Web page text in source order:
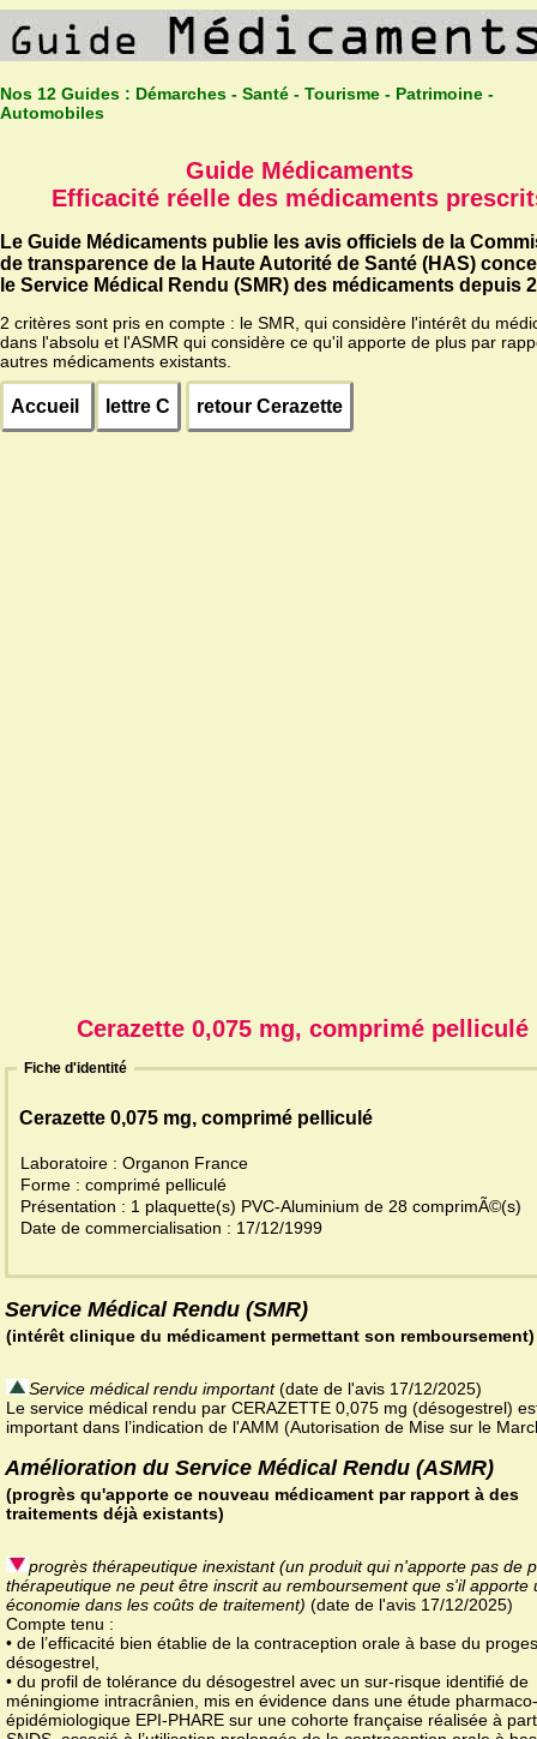
Nos 12 Guides : Démarches - Santé - Tourisme - Patrimoine -
Automobiles
Guide Médicaments
Efficacité réelle des médicaments
Le Guide Médicaments publie les avis officiels de la
de transparence de la Haute Autorité de Santé (HAS)
le Service Médical Rendu (SMR) des médicaments depuis
2 critères sont pris en compte : le SMR, qui considère l'intérêt du
dans l'absolu et l'ASMR qui considère ce qu'il apporte de plus par
autres médicaments existants.
Accueil lettre C retour Cerazette
Cerazette 0,075 mg, comprimé pelliculé
Fiche d'identité
Cerazette 0,075 mg, comprimé pelliculé
Laboratoire : Organon France
Forme : comprimé pelliculé
Présentation : 1 plaquette(s) PVC-Aluminium de 28 comprimÃ©(s)
Date de commercialisation : 17/12/1999
Service Médical Rendu (SMR)
(intérêt clinique du médicament permettant son remboursement)
Service médical rendu important(date de l'avis 17/12/2025)
Le service médical rendu par CERAZETTE 0,075 mg (désogestrel)
important dans l’indication de l'AMM (Autorisation de Mise sur le
Amélioration du Service Médical Rendu (ASMR)
(progrès qu'apporte ce nouveau médicament par rapport à des
traitements déjà existants)
progrès thérapeutique inexistant (un produit qui n'apporte pas de
thérapeutique ne peut être inscrit au remboursement que s'il apporte
économie dans les coûts de traitement) (date de l'avis 17/12/2025)
Compte tenu :
• de l’efficacité bien établie de la contraception orale à base du
désogestrel,
• du profil de tolérance du désogestrel avec un sur-risque identifié de
méningiome intracrânien, mis en évidence dans une étude pharmaco-
épidémiologique EPI-PHARE sur une cohorte française réalisée à